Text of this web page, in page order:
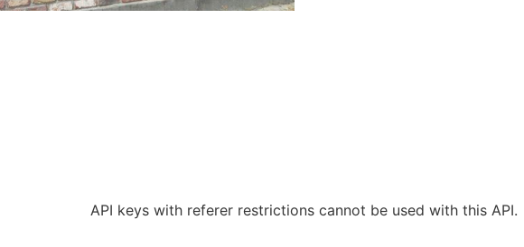
API keys with referer restrictions cannot be used with this API.